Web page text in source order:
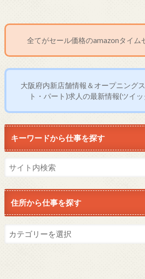
全てがセール価格のamazonタイム
大阪府内新店舗情報＆オープニング
ト・パート)求人の最新情報(ツイ
キーワードから仕事を探す
住所から仕事を探す